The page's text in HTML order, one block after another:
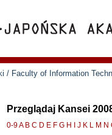
/ Faculty of Information
Przeglądaj Kansei
0-9A B C D E F G H J K L M N